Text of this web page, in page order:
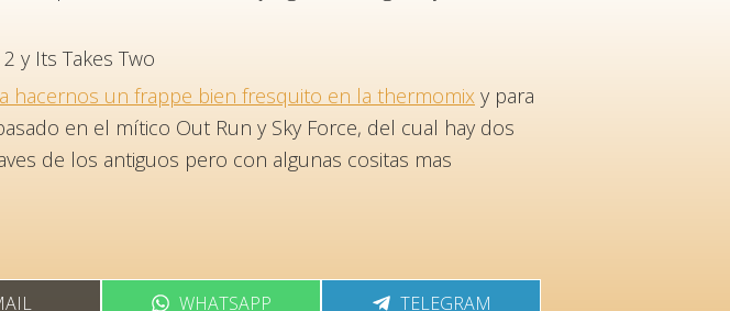
y Its Takes Two
hacernos un frappe bien fresquito en la thermomix y para
en el mítico Out Run y Sky Force, del cual hay dos
de los antiguos pero con algunas cositas mas
COMPARTIR
WHATSAPP COMPARTIR
TELEGRAM